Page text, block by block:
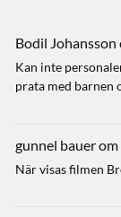
Bodil Johansson
Kan inte
prata med barnen
gunnel bauerom
När visas filmen